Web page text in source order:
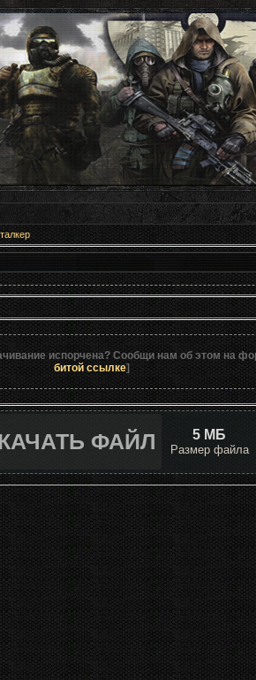
испорчена? Сообщи нам об этом на
битой ссылке]
ФАЙЛ 5 МБ
Размер файла